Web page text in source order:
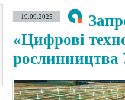
19.09.2025
«Цифрові
рослинництва